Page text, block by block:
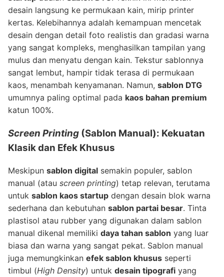
desain langsung ke permukaan kain, mirip printer
kertas. Kelebihannya adalah kemampuan mencetak
desain dengan detail foto realistis dan gradasi warna
yang sangat kompleks, menghasilkan tampilan yang
mulus dan menyatu dengan kain. Tekstur sablonnya
sangat lembut, hampir tidak terasa di permukaan
kaos, menambah kenyamanan. Namun, sablon DTG
umumnya paling optimal pada kaos bahan premium
katun 100%.
Screen Printing (Sablon Manual): Kekuatan
Klasik dan Efek Khusus
Meskipun sablon digital semakin populer, sablon
manual (atau screen printing) tetap relevan, terutama
untuk sablon kaos startup dengan desain blok warna
sederhana dan kebutuhan sablon partai besar. Tinta
plastisol atau rubber yang digunakan dalam sablon
manual dikenal memiliki daya tahan sablon yang luar
biasa dan warna yang sangat pekat. Sablon manual
juga memungkinkan efek sablon khusus seperti
timbul (High Density) untuk desain tipografi yang